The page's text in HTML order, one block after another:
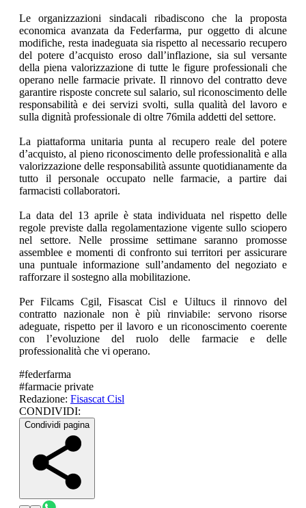
Le organizzazioni sindacali ribadiscono che la proposta
economica avanzata da Federfarma, pur oggetto di alcune
modifiche, resta inadeguata sia rispetto al necessario recupero
del potere d’acquisto eroso dall’inflazione, sia sul versante
della piena valorizzazione di tutte le figure professionali che
operano nelle farmacie private. Il rinnovo del contratto deve
garantire risposte concrete sul salario, sul riconoscimento delle
responsabilità e dei servizi svolti, sulla qualità del lavoro e
sulla dignità professionale di oltre 76mila addetti del settore.
La piattaforma unitaria punta al recupero reale del potere
d’acquisto, al pieno riconoscimento delle professionalità e alla
valorizzazione delle responsabilità assunte quotidianamente da
tutto il personale occupato nelle farmacie, a partire dai
farmacisti collaboratori.
La data del 13 aprile è stata individuata nel rispetto delle
regole previste dalla regolamentazione vigente sullo sciopero
nel settore. Nelle prossime settimane saranno promosse
assemblee e momenti di confronto sui territori per assicurare
una puntuale informazione sull’andamento del negoziato e
rafforzare il sostegno alla mobilitazione.
Per Filcams Cgil, Fisascat Cisl e Uiltucs il rinnovo del
contratto nazionale non è più rinviabile: servono risorse
adeguate, rispetto per il lavoro e un riconoscimento coerente
con l’evoluzione del ruolo delle farmacie e delle
professionalità che vi operano.
#federfarma
#farmacie private
Redazione: Fisascat Cisl
CONDIVIDI:
Condividi pagina